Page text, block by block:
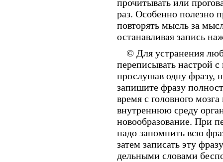
прочитывать или
раз. Особенно полезно
повторять мысль за
останавливая запись
© Для устранения
переписывать настрой
прослушав одну фразу,
запишите фразу
время с головного
внутреннюю среду
новообразование. При
надо запомнить всю
затем записать эту
дельными словами